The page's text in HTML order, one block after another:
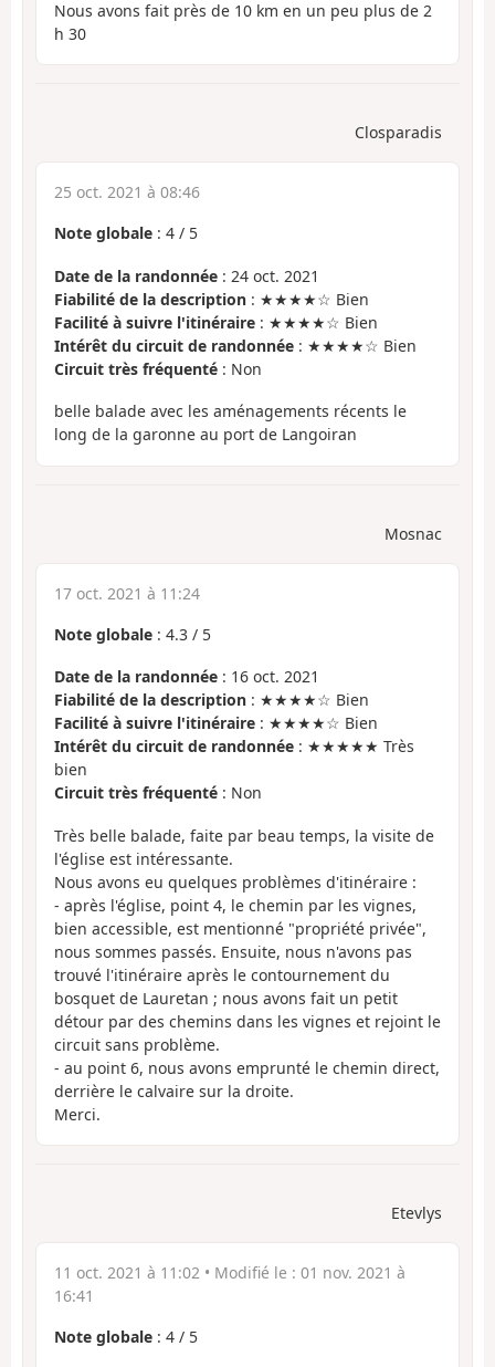
Nous avons fait près de 10 km en un peu plus de 2
h 30
Closparadis
25 oct. 2021 à 08:46
Note globale : 4 / 5
Date de la randonnée : 24 oct. 2021
Fiabilité de la description : ★★★★☆ Bien
Facilité à suivre l'itinéraire : ★★★★☆ Bien
Intérêt du circuit de randonnée : ★★★★☆ Bien
Circuit très fréquenté : Non
belle balade avec les aménagements récents le
long de la garonne au port de Langoiran
Mosnac
17 oct. 2021 à 11:24
Note globale : 4.3 / 5
Date de la randonnée : 16 oct. 2021
Fiabilité de la description : ★★★★☆ Bien
Facilité à suivre l'itinéraire : ★★★★☆ Bien
Intérêt du circuit de randonnée : ★★★★★ Très
bien
Circuit très fréquenté : Non
Très belle balade, faite par beau temps, la visite de
l'église est intéressante.
Nous avons eu quelques problèmes d'itinéraire :
- après l'église, point 4, le chemin par les vignes,
bien accessible, est mentionné "propriété privée",
nous sommes passés. Ensuite, nous n'avons pas
trouvé l'itinéraire après le contournement du
bosquet de Lauretan ; nous avons fait un petit
détour par des chemins dans les vignes et rejoint le
circuit sans problème.
- au point 6, nous avons emprunté le chemin direct,
derrière le calvaire sur la droite.
Merci.
Etevlys
11 oct. 2021 à 11:02 • Modifié le : 01 nov. 2021 à
16:41
Note globale : 4 / 5